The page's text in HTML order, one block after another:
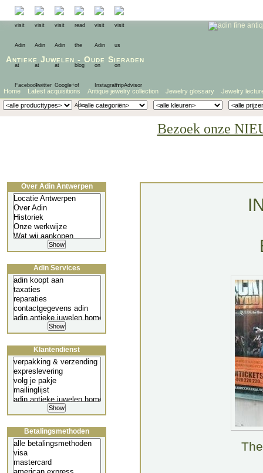
Antieke Juwelen - Oude Sieraden
Home Latest acquisitions Antique jewelry collection Jewelry glossary Jewelry
Bezoek onze
Over Adin Antwerpen
Adin Services
Klantendienst
Betalingsmethoden